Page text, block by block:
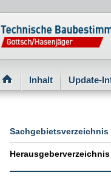
Normenportal
Inhalt Update-
Sachgebietsverzeichnis
Herausgeberverzeichnis